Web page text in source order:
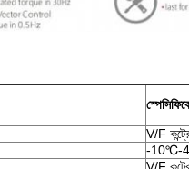
V/F
-10℃-